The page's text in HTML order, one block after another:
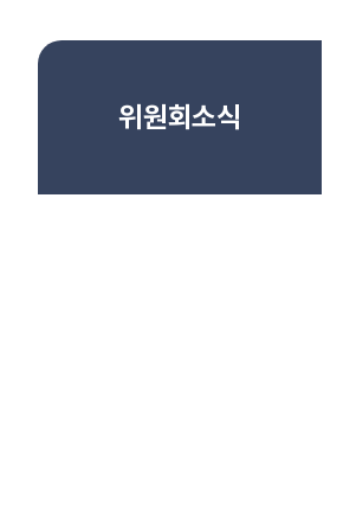
위원회소식